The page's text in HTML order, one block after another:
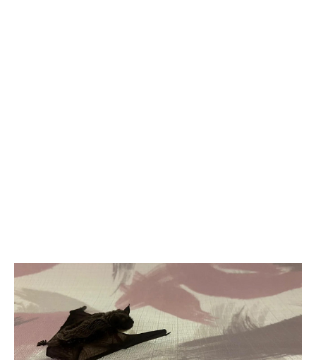
возможность получить образование, связаться с врачом,
оформить государственные услуги и сохранить связь с
внешним миром, не покидая традиционных мест проживания.
Отдельное направление — образование детей. Благодаря
региональной цифровой платформе «Стойбищная школа-сад»,
которая развивается на базе «Цифрового стойбища», дети из
семей оленеводов и рыбаков могут получать дошкольное
образование непосредственно в родовых угодьях. В 2025–